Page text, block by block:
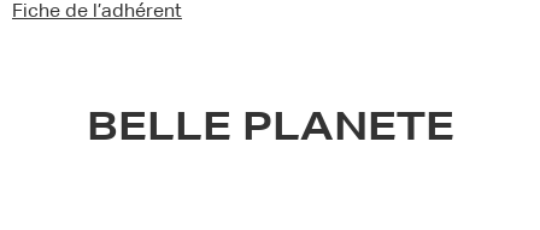
Fiche de l’adhérent
BELLE PLANETE